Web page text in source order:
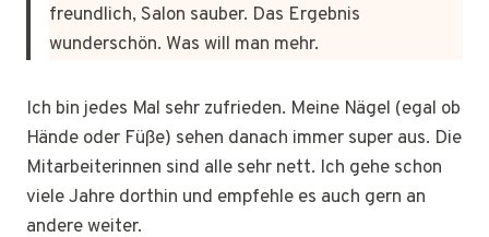
freundlich, Salon sauber. Das Ergebnis
wunderschön. Was will man mehr.
Ich bin jedes Mal sehr zufrieden. Meine Nägel (egal ob
Hände oder Füße) sehen danach immer super aus. Die
Mitarbeiterinnen sind alle sehr nett. Ich gehe schon
viele Jahre dorthin und empfehle es auch gern an
andere weiter.